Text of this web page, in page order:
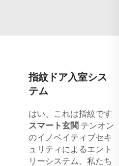
指紋ドア入室シス
テム
はい、これは指紋です
スマート玄関 テンオン
のイノベイティブセキ
ュリティによるエント
リーシステム。私たち